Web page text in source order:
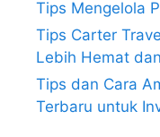
Tips Mengelola
Tips Carter
Lebih Hemat
Tips dan Cara
Terbaru untuk